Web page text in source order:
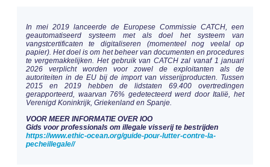
In mei 2019 lanceerde de Europese Commissie CATCH, een
geautomatiseerd systeem met als doel het systeem van
vangstcertificaten te digitaliseren (momenteel nog veelal op
papier). Het doel is om het beheer van documenten en procedures
te vergemakkelijken. Het gebruik van CATCH zal vanaf 1 januari
2026 verplicht worden voor zowel de exploitanten als de
autoriteiten in de EU bij de import van visserijproducten. Tussen
2015 en 2019 hebben de lidstaten 69.400 overtredingen
gerapporteerd, waarvan 76% gedetecteerd werd door Italië, het
Verenigd Koninkrijk, Griekenland en Spanje.
VOOR MEER INFORMATIE OVER IOO
Gids voor professionals om illegale visserij te bestrijden
https://www.ethic-ocean.org/guide-pour-lutter-contre-la-
pecheillegale//